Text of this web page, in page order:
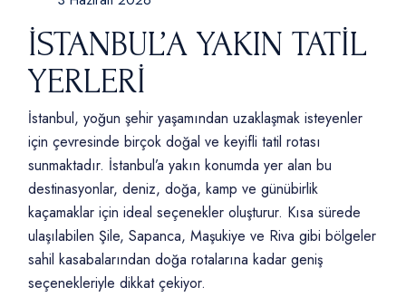
İSTANBUL’A YAKIN TATIL
YERLERI
İstanbul, yoğun şehir yaşamından uzaklaşmak isteyenler
için çevresinde birçok doğal ve keyifli tatil rotası
sunmaktadır. İstanbul’a yakın konumda yer alan bu
destinasyonlar, deniz, doğa, kamp ve günübirlik
kaçamaklar için ideal seçenekler oluşturur. Kısa sürede
ulaşılabilen Şile, Sapanca, Maşukiye ve Riva gibi bölgeler
sahil kasabalarından doğa rotalarına kadar geniş
seçenekleriyle dikkat çekiyor.